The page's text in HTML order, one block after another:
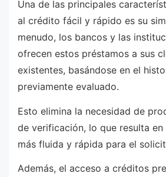
Una de las principales
al crédito fácil y rápido es su
menudo, los bancos y las
ofrecen estos préstamos a sus
existentes, basándose en el
previamente evaluado.
Esto elimina la necesidad de
de verificación, lo que resulta en
más fluida y rápida para el
Además, el acceso a créditos